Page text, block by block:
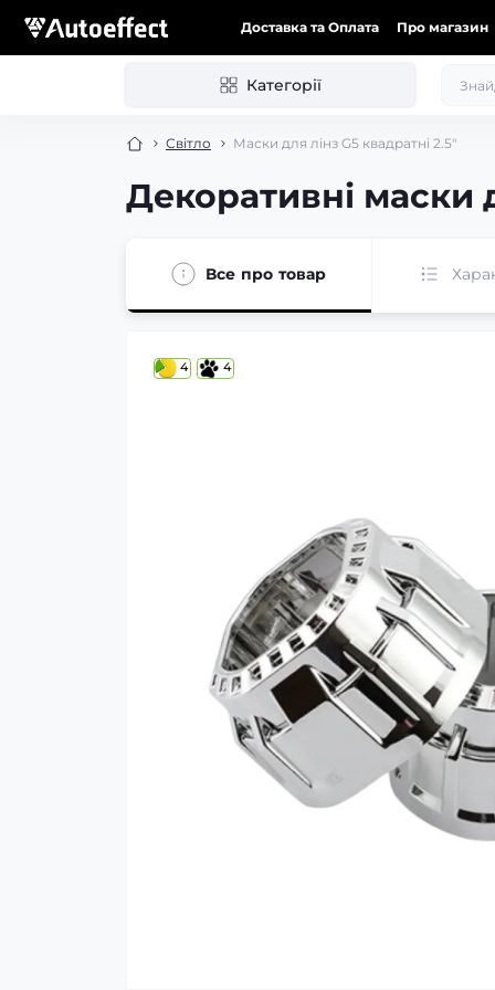
Доставка та Оплата Про магазин
Категорії
Світло Маски для лінз G5 квадратні 2.5"
Декоративні маски
Все про товар
4 4